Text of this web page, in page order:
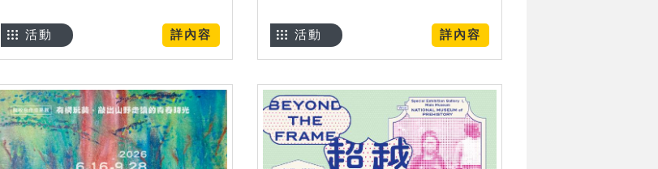
詳內容
活動 詳內容
活動